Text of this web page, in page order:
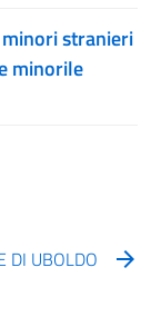
stranieri
minorile
DI UBOLDO